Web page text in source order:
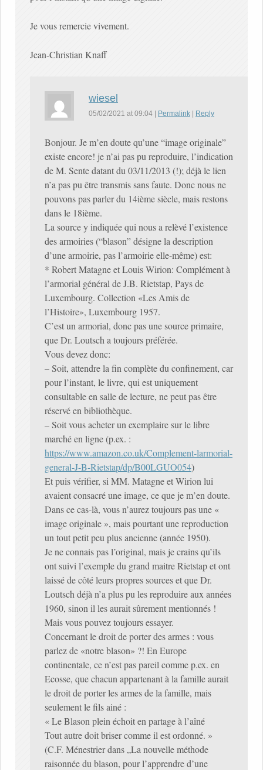
Je vous remercie vivement.
Jean-Christian Knaff
wiesel
05/02/2021 at 09:04 | Permalink | Reply
Bonjour. Je m’en doute qu’une “image originale”
existe encore! je n’ai pas pu reproduire, l’indication
de M. Sente datant du 03/11/2013 (!); déjà le lien
n’a pas pu être transmis sans faute. Donc nous ne
pouvons pas parler du 14ième siècle, mais restons
dans le 18ième.
La source y indiquée qui nous a relèvé l’existence
des armoiries (“blason” désigne la description
d’une armoirie, pas l’armoirie elle-même) est:
* Robert Matagne et Louis Wirion: Complément à
l’armorial général de J.B. Rietstap, Pays de
Luxembourg. Collection «Les Amis de
l’Histoire», Luxembourg 1957.
C’est un armorial, donc pas une source primaire,
que Dr. Loutsch a toujours préférée.
Vous devez donc:
– Soit, attendre la fin complète du confinement, car
pour l’instant, le livre, qui est uniquement
consultable en salle de lecture, ne peut pas être
réservé en bibliothèque.
– Soit vous acheter un exemplaire sur le libre
marché en ligne (p.ex. :
https://www.amazon.co.uk/Complement-larmorial-
general-J-B-Rietstap/dp/B00LGUO054)
Et puis vérifier, si MM. Matagne et Wirion lui
avaient consacré une image, ce que je m’en doute.
Dans ce cas-là, vous n’aurez toujours pas une «
image originale », mais pourtant une reproduction
un tout petit peu plus ancienne (année 1950).
Je ne connais pas l’original, mais je crains qu’ils
ont suivi l’exemple du grand maitre Rietstap et ont
laissé de côté leurs propres sources et que Dr.
Loutsch déjà n’a plus pu les reproduire aux années
1960, sinon il les aurait sûrement mentionnés !
Mais vous pouvez toujours essayer.
Concernant le droit de porter des armes : vous
parlez de «notre blason» ?! En Europe
continentale, ce n’est pas pareil comme p.ex. en
Ecosse, que chacun appartenant à la famille aurait
le droit de porter les armes de la famille, mais
seulement le fils ainé :
« Le Blason plein échoit en partage à l’aîné
Tout autre doit briser comme il est ordonné. »
(C.F. Ménestrier dans „La nouvelle méthode
raisonnée du blason, pour l’apprendre d’une